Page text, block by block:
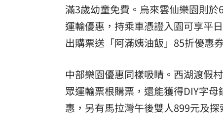
滿3歲幼童免費。烏來雲仙樂園則
運輸優惠，持乘車憑證入園可享平
出購票送「阿滿姨油飯」85折優惠
中部樂園優惠同樣吸睛。西湖渡假
眾運輸票根購票，還能獲得DIY字
惠，另有馬拉灣午後雙人899元及